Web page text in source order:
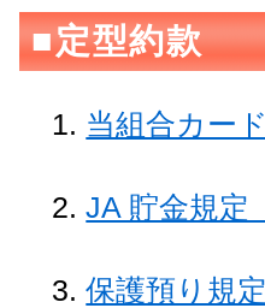
■定型約款
当組合カー
JA 貯金規定
保護預り規